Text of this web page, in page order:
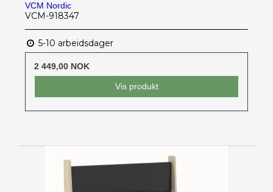
VCM Nordic
VCM-918347
5-10 arbeidsdager
2 449,00 NOK
Vis produkt